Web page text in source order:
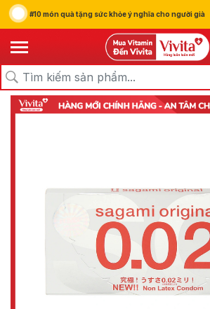
#10 món quà tặng sức khỏe ý nghĩa cho người già
Trang chủ/Sản Phẩm/Chăm Sóc Cá Nhân